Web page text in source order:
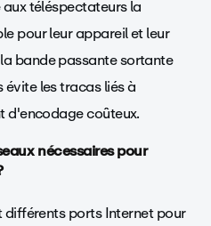
téléspectateurs la
pour leur appareil et leur
bande passante sortante
évite les tracas liés à
d'encodage coûteux.
nécessaires pour
différents ports Internet pour